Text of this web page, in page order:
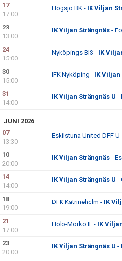
17
17:00
Högsjö BK - IK Viljan
23
13:00
IK Viljan Strängnäs -
24
15:00
Nyköpings BIS - IK
30
15:00
IFK Nyköping - IK Viljan
31
14:00
IK Viljan Strängnäs U -
JUNI 2026
07
13:30
Eskilstuna United DFF U
10
20:00
IK Viljan Strängnäs -
14
14:00
IK Viljan Strängnäs U -
18
19:00
DFK Katrineholm - IK
21
17:00
Hölö-Mörkö IF - IK
23
20:00
IK Viljan Strängnäs U -